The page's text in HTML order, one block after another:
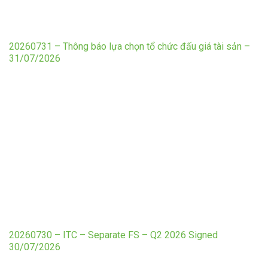
20260731 – Thông báo lựa chọn tổ chức đấu giá tài sản –
31/07/2026
20260730 – ITC – Separate FS – Q2 2026 Signed
30/07/2026